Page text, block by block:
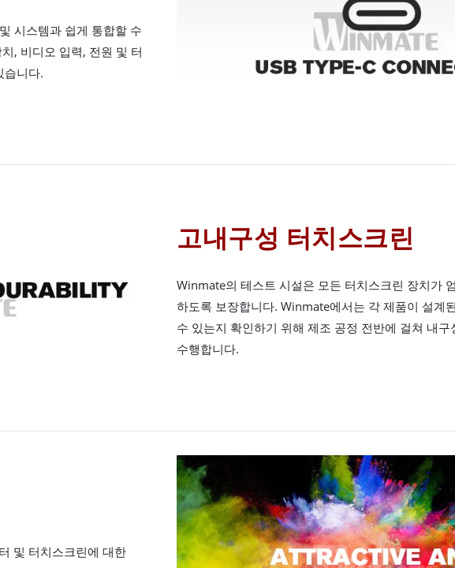
시스템과 쉽게 통합할 수
, 비디오 입력, 전원 및 터
습니다.
고내구성 터치스크린
Winmate의 테스트 시설은 모든 터치스크린 장치가
하도록 보장합니다. Winmate에서는 각 제품이 설계
수 있는지 확인하기 위해 제조 공정 전반에 걸쳐 내
수행합니다.
및 터치스크린에 대한